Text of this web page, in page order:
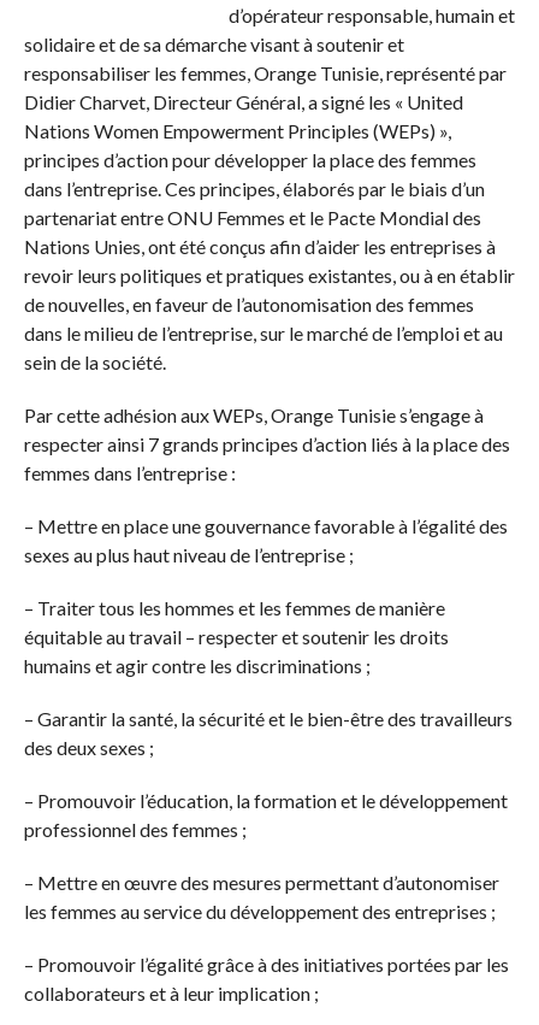
d’opérateur responsable, humain et
solidaire et de sa démarche visant à soutenir et
responsabiliser les femmes, Orange Tunisie, représenté par
Didier Charvet, Directeur Général, a signé les « United
Nations Women Empowerment Principles (WEPs) »,
principes d’action pour développer la place des femmes
dans l’entreprise. Ces principes, élaborés par le biais d’un
partenariat entre ONU Femmes et le Pacte Mondial des
Nations Unies, ont été conçus afin d’aider les entreprises à
revoir leurs politiques et pratiques existantes, ou à en établir
de nouvelles, en faveur de l’autonomisation des femmes
dans le milieu de l’entreprise, sur le marché de l’emploi et au
sein de la société.
Par cette adhésion aux WEPs, Orange Tunisie s’engage à
respecter ainsi 7 grands principes d’action liés à la place des
femmes dans l’entreprise :
– Mettre en place une gouvernance favorable à l’égalité des
sexes au plus haut niveau de l’entreprise ;
– Traiter tous les hommes et les femmes de manière
équitable au travail – respecter et soutenir les droits
humains et agir contre les discriminations ;
– Garantir la santé, la sécurité et le bien-être des travailleurs
des deux sexes ;
– Promouvoir l’éducation, la formation et le développement
professionnel des femmes ;
– Mettre en œuvre des mesures permettant d’autonomiser
les femmes au service du développement des entreprises ;
– Promouvoir l’égalité grâce à des initiatives portées par les
collaborateurs et à leur implication ;